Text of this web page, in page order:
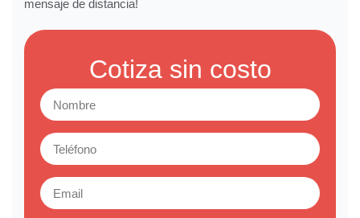
mensaje de distancia!
Cotiza sin costo